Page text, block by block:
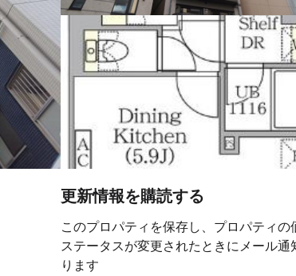
更新情報を購読する
このプロパティを保存し、プロパティの
ステータスが変更されたときにメール通
ります